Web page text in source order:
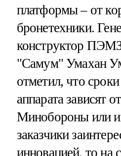
платформы – от
бронетехники.
конструктор
"Самум" Умахан
отметил, что
аппарата зависят
Минобороны или
заказчики
инновацией, то на